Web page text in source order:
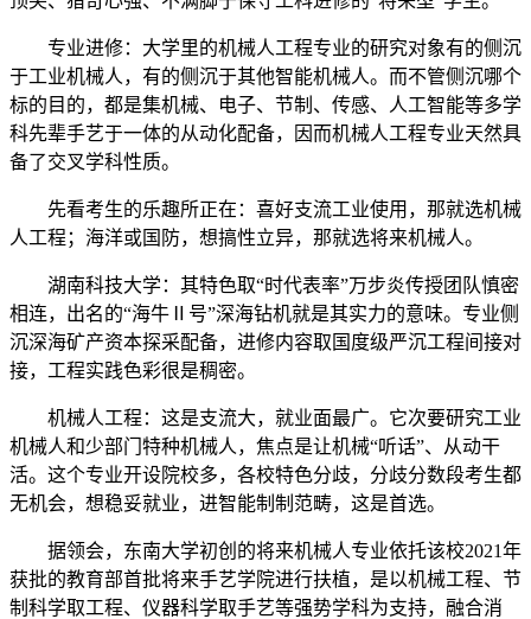
专业进修：大学里的机械人工程专业的研究对象有的侧沉
于工业机械人，有的侧沉于其他智能机械人。而不管侧沉哪个
标的目的，都是集机械、电子、节制、传感、人工智能等多学
科先辈手艺于一体的从动化配备，因而机械人工程专业天然具
备了交叉学科性质。
先看考生的乐趣所正在：喜好支流工业使用，那就选机械
人工程；海洋或国防，想搞性立异，那就选将来机械人。
湖南科技大学：其特色取“时代表率”万步炎传授团队慎密
相连，出名的“海牛Ⅱ号”深海钻机就是其实力的意味。专业侧
沉深海矿产资本探采配备，进修内容取国度级严沉工程间接对
接，工程实践色彩很是稠密。
机械人工程：这是支流大，就业面最广。它次要研究工业
机械人和少部门特种机械人，焦点是让机械“听话”、从动干
活。这个专业开设院校多，各校特色分歧，分歧分数段考生都
无机会，想稳妥就业，进智能制制范畴，这是首选。
据领会，东南大学初创的将来机械人专业依托该校2021年
获批的教育部首批将来手艺学院进行扶植，是以机械工程、节
制科学取工程、仪器科学取手艺等强势学科为支持，融合消